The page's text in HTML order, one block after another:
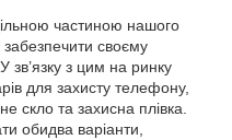
частиною нашого
забезпечити своєму
зв’язку з цим на ринку
для захисту телефону,
скло та захисна плівка.
обидва варіанти,